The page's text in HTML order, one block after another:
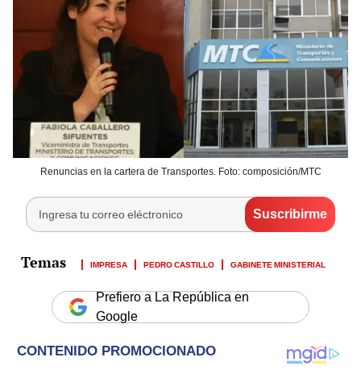
Renuncias en la cartera de Transportes. Foto: composición/MTC
IMPRESA PEDRO CASTILLO GABINETE MINISTERIAL
Prefiero a La República en
Google